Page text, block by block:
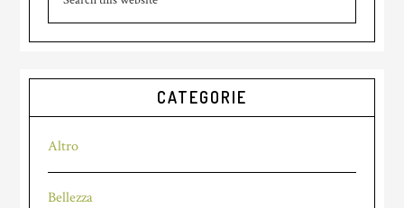
this
CATEGORIE
Altro
Bellezza